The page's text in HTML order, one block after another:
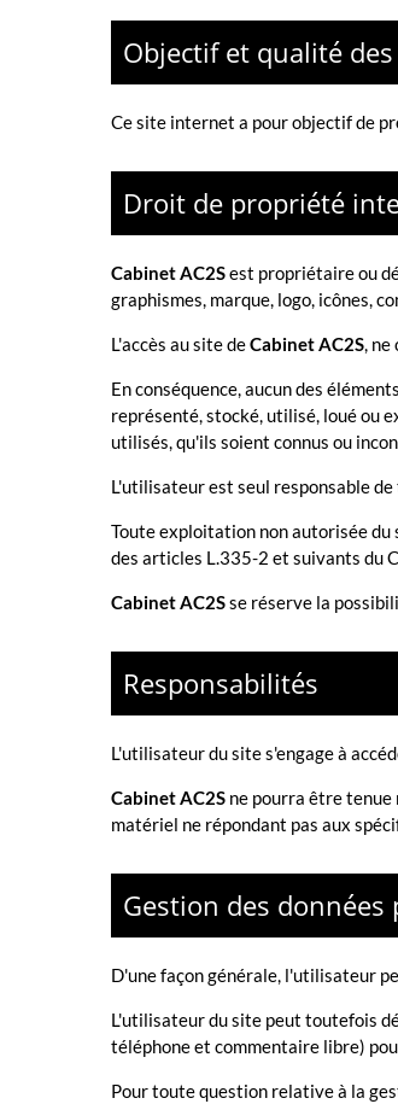
Objectif et qualité
Ce site internet a pour objectif de
Droit de propriété
Cabinet AC2Sest propriétaire ou
graphismes, marque, logo, icônes,
L'accès au site deCabinet AC2S,
En conséquence, aucun des
représenté, stocké, utilisé, loué ou
utilisés, qu'ils soient connus ou
L'utilisateur est seul responsable
Toute exploitation non autorisée
des articles L.335-2 et suivants du
Cabinet AC2Sse réserve la
Responsabilités
L'utilisateur du site s'engage à
Cabinet AC2S ne pourra être
matériel ne répondant pas aux
Gestion des données
D'une façon générale, l'utilisateur
L'utilisateur du site peut toutefois
téléphone et commentaire libre)
Pour toute question relative à la